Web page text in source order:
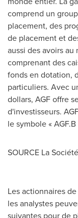
comprend un
placement, des
de placement et
aussi des avoirs
comprenant des
fonds en dotation,
particuliers. Avec
dollars, AGF offre
d'investisseurs.
le symbole « AGF.B
SOURCE La
Les actionnaires
les analystes